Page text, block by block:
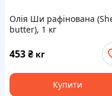
Олія Ши рафінована
butter), 1 кг
453₴ кг
Купити